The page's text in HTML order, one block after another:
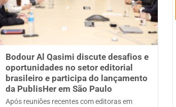
Bodour Al Qasimi discute desafios e
oportunidades no setor editorial
brasileiro e participa do lançamento
da PublisHer em São Paulo
Após reuniões recentes com editoras em